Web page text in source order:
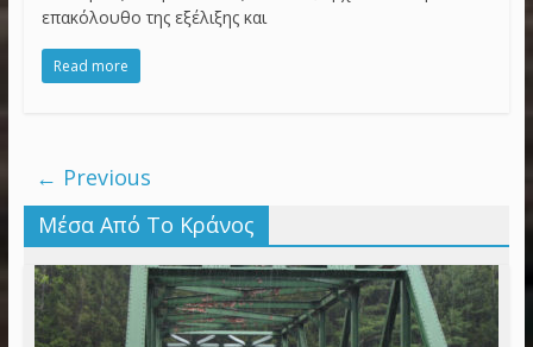
επακόλουθο της εξέλιξης και
Read more
← Previous
Μέσα Από Το Κράνος